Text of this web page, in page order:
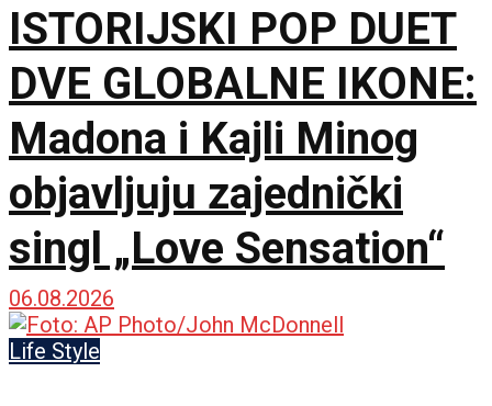
ISTORIJSKI POP DUET
DVE GLOBALNE IKONE:
Madona i Kajli Minog
objavljuju zajednički
singl „Love Sensation“
06.08.2026
Life Style